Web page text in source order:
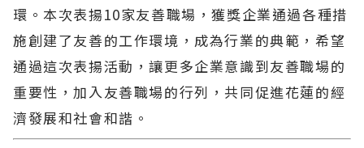
環。本次表揚10家友善職場，獲獎企業通過各種措
施創建了友善的工作環境，成為行業的典範，希望
通過這次表揚活動，讓更多企業意識到友善職場的
重要性，加入友善職場的行列，共同促進花蓮的經
濟發展和社會和諧。